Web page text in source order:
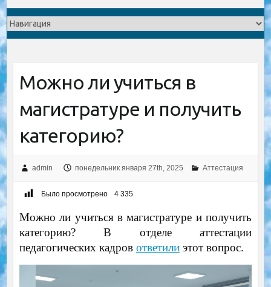
Можно ли учиться в
магистратуре и получить
категорию?
admin понедельник января 27th, 2025 Аттестация
Было просмотрено 4 335
Можно ли учиться в магистратуре и получить
категорию? В отделе аттестации
педагогических кадров ответилиэтот вопрос.